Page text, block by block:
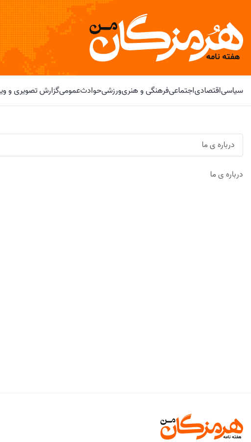
سیاسیاقتصادیاجتماعیفرهنگی و هنریورزشیحوادثعمومیگزارش تصویری و
درباره ی ما
درباره ی ما